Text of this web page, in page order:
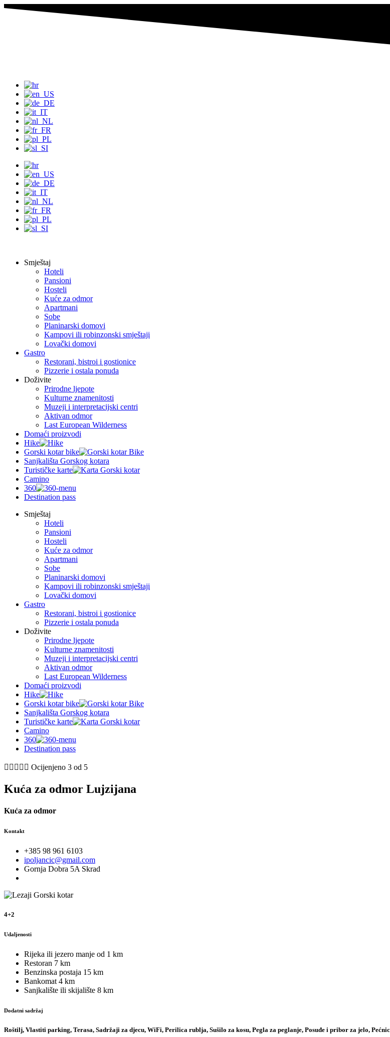
Idi
Smještaj
Hoteli
Pansioni
Hosteli
Kuće za odmor
Apartmani
Sobe
Planinarski domovi
Kampovi ili robinzonski smještaji
Lovački domovi
Gastro
Restorani, bistroi i gostionice
Pizzerie i ostala ponuda
Doživite
Prirodne ljepote
Kulturne znamenitosti
Muzeji i interpretacijski centri
Aktivan odmor
Last European Wilderness
Domaći proizvodi
Hike
Gorski kotar bike
Sanjkališta Gorskog kotara
Turističke karte
Camino
360
Destination pass
Smještaj
Hoteli
Pansioni
Hosteli
Kuće za odmor
Apartmani
Sobe
Planinarski domovi
Kampovi ili robinzonski smještaji
Lovački domovi
Gastro
Restorani, bistroi i gostionice
Pizzerie i ostala ponuda
Doživite
Prirodne ljepote
Kulturne znamenitosti
Muzeji i interpretacijski centri
Aktivan odmor
Last European Wilderness
Domaći proizvodi
Hike
Gorski kotar bike
Sanjkališta Gorskog kotara
Turističke karte
Camino
360
Destination pass
     Ocijenjeno 3 od 5
Kuća za odmor Lujzijana
Kuća za odmor
Kontakt
+385 98 961 6103
ipoljancic@gmail.com
Gornja Dobra 5A Skrad
4+2
Udaljenosti
Rijeka ili jezero manje od 1 km
Restoran 7 km
Benzinska postaja 15 km
Bankomat 4 km
Sanjkalište ili skijalište 8 km
Dodatni sadržaj
Roštilj, Vlastiti parking, Terasa, Sadržaji za djecu, WiFi, Perilica rublja, Sušilo za kosu, Pegla za peglanje, Posuđe i pribor za jelo,